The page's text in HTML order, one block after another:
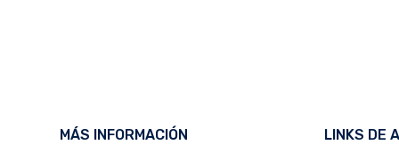
MÁS INFORMACIÓN LINKS DE